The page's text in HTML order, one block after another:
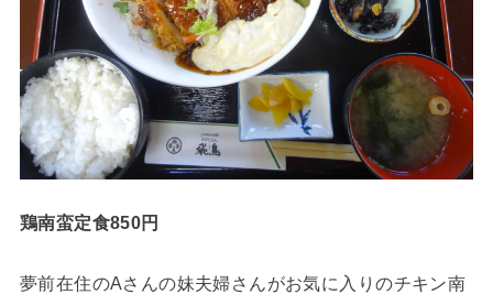
鶏南蛮定食850円
夢前在住のAさんの妹夫婦さんがお気に入りのチキン南